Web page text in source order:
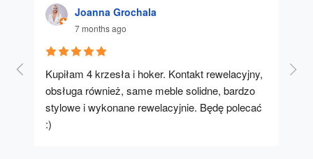
Joanna Grochala
7 months ago
Kupiłam 4 krzesła i hoker. Kontakt rewelacyjny,
obsługa również, same meble solidne, bardzo
stylowe i wykonane rewelacyjnie. Będę polecać
:)
A